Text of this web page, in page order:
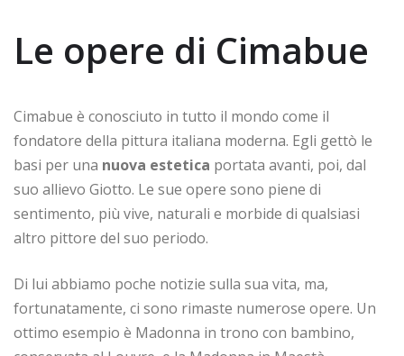
Le opere di Cimabue
Cimabue è conosciuto in tutto il mondo come il
fondatore della pittura italiana moderna. Egli gettò le
basi per una nuova estetica portata avanti, poi, dal
suo allievo Giotto. Le sue opere sono piene di
sentimento, più vive, naturali e morbide di qualsiasi
altro pittore del suo periodo.
Di lui abbiamo poche notizie sulla sua vita, ma,
fortunatamente, ci sono rimaste numerose opere. Un
ottimo esempio è Madonna in trono con bambino,